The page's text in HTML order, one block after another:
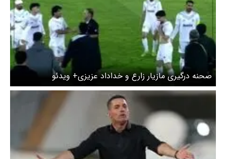
صحنه درگیری مازیار زارع و خداداد عزیزی+ ویدئو